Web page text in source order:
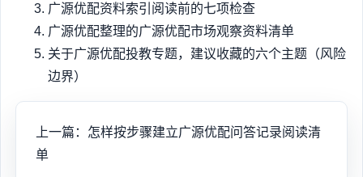
广源优配资料索引阅读前的七项检查
广源优配整理的广源优配市场观察资料清单
关于广源优配投教专题，建议收藏的六个主题（风险
边界）
上一篇：怎样按步骤建立广源优配问答记录阅读清
单